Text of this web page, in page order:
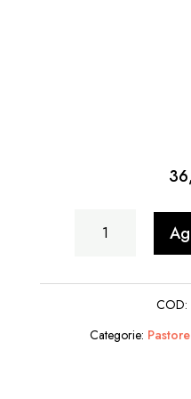
Uomo
In
quantità
COD:
Categorie: